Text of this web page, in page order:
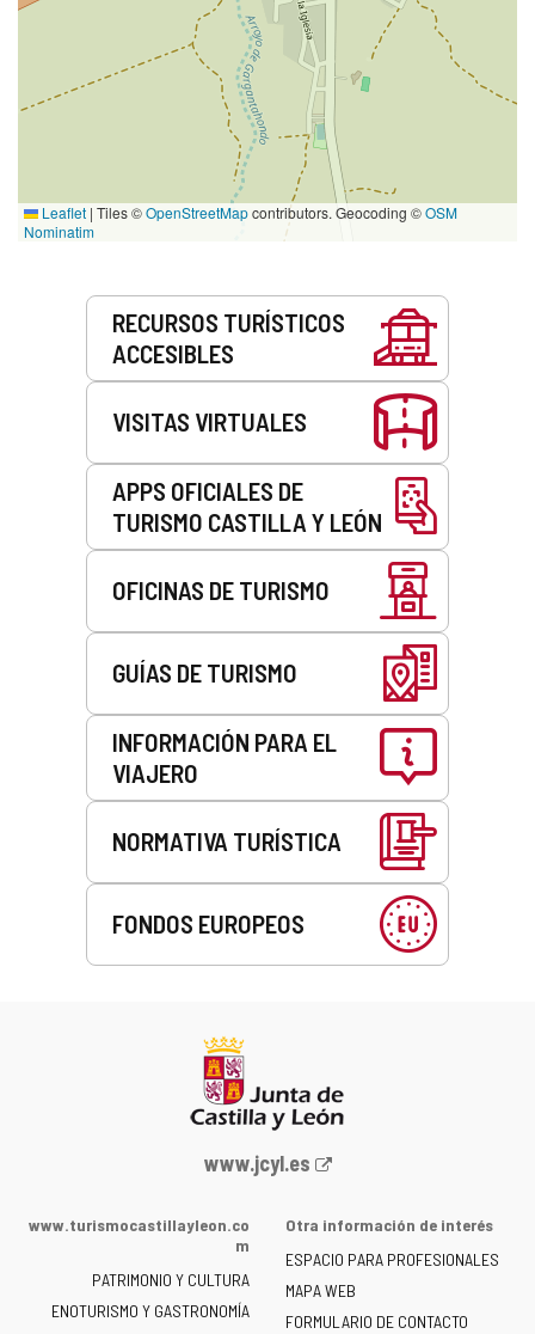
Leaflet | Tiles ©OpenStreetMapcontributors. Geocoding ©OSM
Nominatim
RECURSOS TURÍSTICOS
ACCESIBLES
VISITAS VIRTUALES
APPS OFICIALES DE
TURISMO CASTILLA Y LEÓN
OFICINAS DE TURISMO
GUÍAS DE TURISMO
INFORMACIÓN PARA EL
VIAJERO
NORMATIVA TURÍSTICA
FONDOS EUROPEOS
Portal
la
de
Castilla
www.jcyl.es
www.turismocastillayleon.co
m
PATRIMONIO Y CULTURA
ENOTURISMO Y GASTRONOMÍA
Otra información de interés
ESPACIO PARA PROFESIONALES
MAPA WEB
FORMULARIO DE CONTACTO